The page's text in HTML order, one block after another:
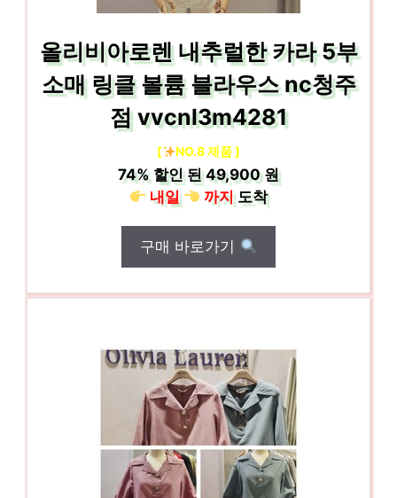
올리비아로렌 내추럴한 카라 5부
소매 링클 볼륨 블라우스 nc청주
점 vvcnl3m4281
[ NO.8 제품 ]
74%할인 된49,900 원
내일
까지도착
구매 바로가기